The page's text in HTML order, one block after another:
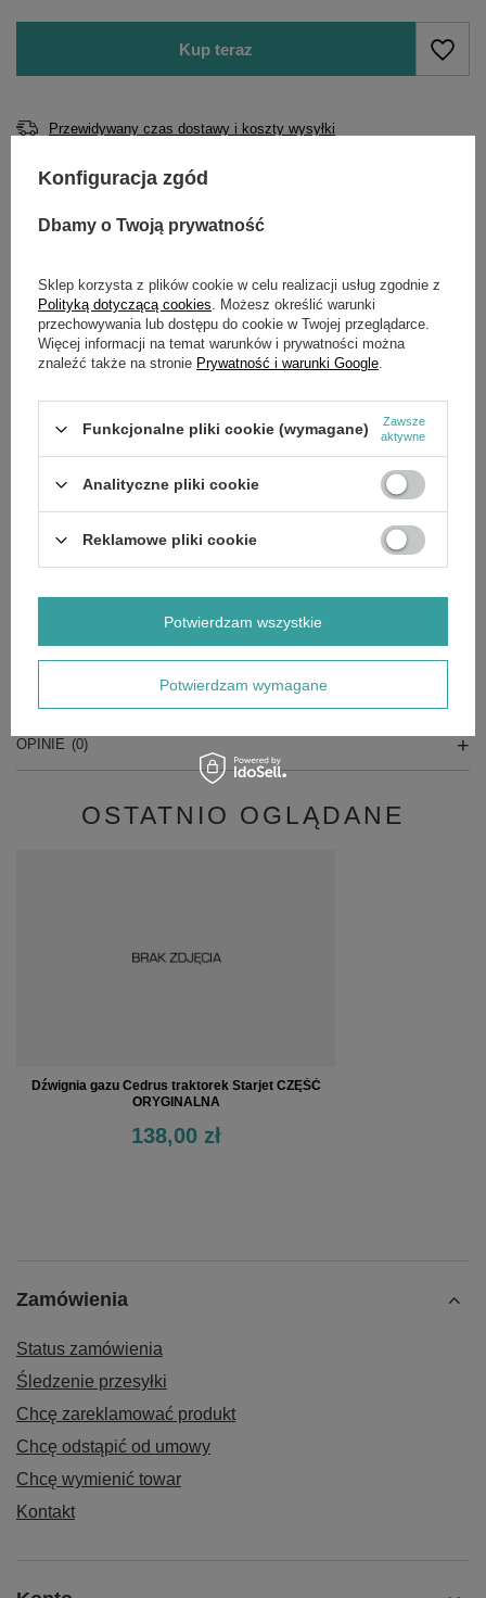
Kup teraz
Przewidywany czas dostawy i koszty wysyłki
eRaty Santander Consumer
Potrzebujesz pomocy? Masz pytania?
dla innych.
Zadaj pytanie
CEDRUS Starjet UJ 102/24H PRO, UJ 102/24H PRO 4x4
SZCZEGÓŁOWE DANE
OPINIE (0)
OSTATNIO OGLĄDANE
Dźwignia gazu Cedrus traktorek Starjet CZĘŚĆ
ORYGINALNA
138,00 zł
Zamówienia
Status zamówienia
Śledzenie przesyłki
Chcę zareklamować produkt
Chcę odstąpić od umowy
Chcę wymienić towar
Kontakt
Konfiguracja zgód
Dbamy o Twoją prywatność
Sklep korzysta z plików cookie w celu realizacji usług zgodnie z
Polityką dotyczącą cookies . Możesz określić warunki
przechowywania lub dostępu do cookie w Twojej przeglądarce.
Więcej informacji na temat warunków i prywatności można
znaleźć także na stronie Prywatność i warunki Google
Funkcjonalne pliki cookie (wymagane)
Zawsze
aktywne
Analityczne pliki cookie
Reklamowe pliki cookie
Potwierdzam wymagane
Potwierdzam wszystkie